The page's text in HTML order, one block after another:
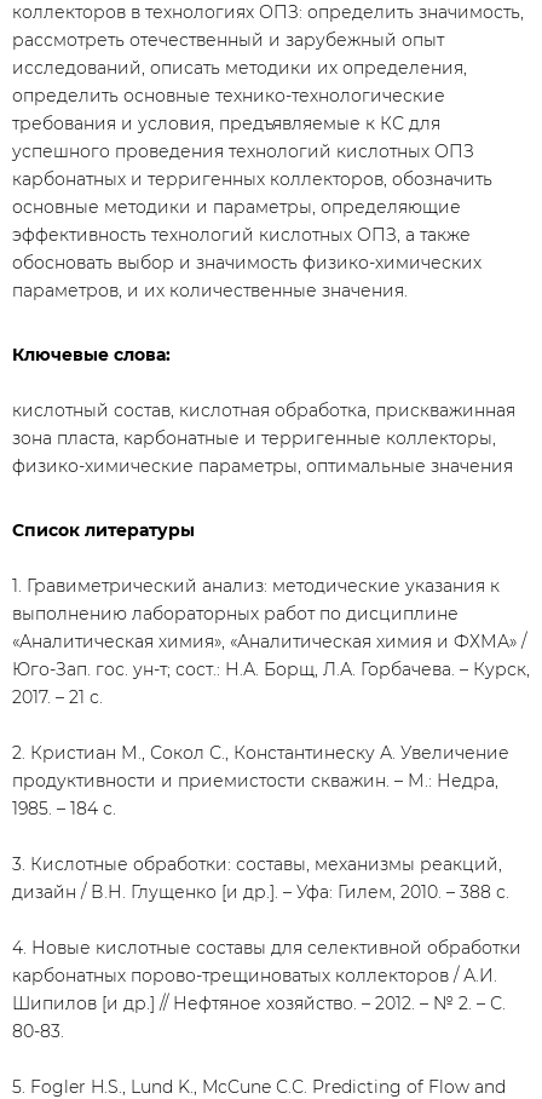
коллекторов в технологиях ОПЗ: определить значимость,
рассмотреть отечественный и зарубежный опыт
исследований, описать методики их определения,
определить основные технико-технологические
требования и условия, предъявляемые к КС для
успешного проведения технологий кислотных ОПЗ
карбонатных и терригенных коллекторов, обозначить
основные методики и параметры, определяющие
эффективность технологий кислотных ОПЗ, а также
обосновать выбор и значимость физико-химических
параметров, и их количественные значения.
Ключевые слова:
кислотный состав, кислотная обработка, прискважинная
зона пласта, карбонатные и терригенные коллекторы,
физико-химические параметры, оптимальные значения
Список литературы
1. Гравиметрический анализ: методические указания к
выполнению лабораторных работ по дисциплине
«Аналитическая химия», «Аналитическая химия и ФХМА» /
Юго-Зап. гос. ун-т; сост.: Н.А. Борщ, Л.А. Горбачева. – Курск,
2017. – 21 с.
2. Кристиан М., Сокол С., Константинеску А. Увеличение
продуктивности и приемистости скважин. – М.: Недра,
1985. – 184 с.
3. Кислотные обработки: составы, механизмы реакций,
дизайн / В.Н. Глущенко [и др.]. – Уфа: Гилем, 2010. – 388 с.
4. Новые кислотные составы для селективной обработки
карбонатных порово-трещиноватых коллекторов / А.И.
Шипилов [и др.] // Нефтяное хозяйство. – 2012. – № 2. – С.
80-83.
5. Fogler H.S., Lund K., McCune С.С. Predicting of Flow and